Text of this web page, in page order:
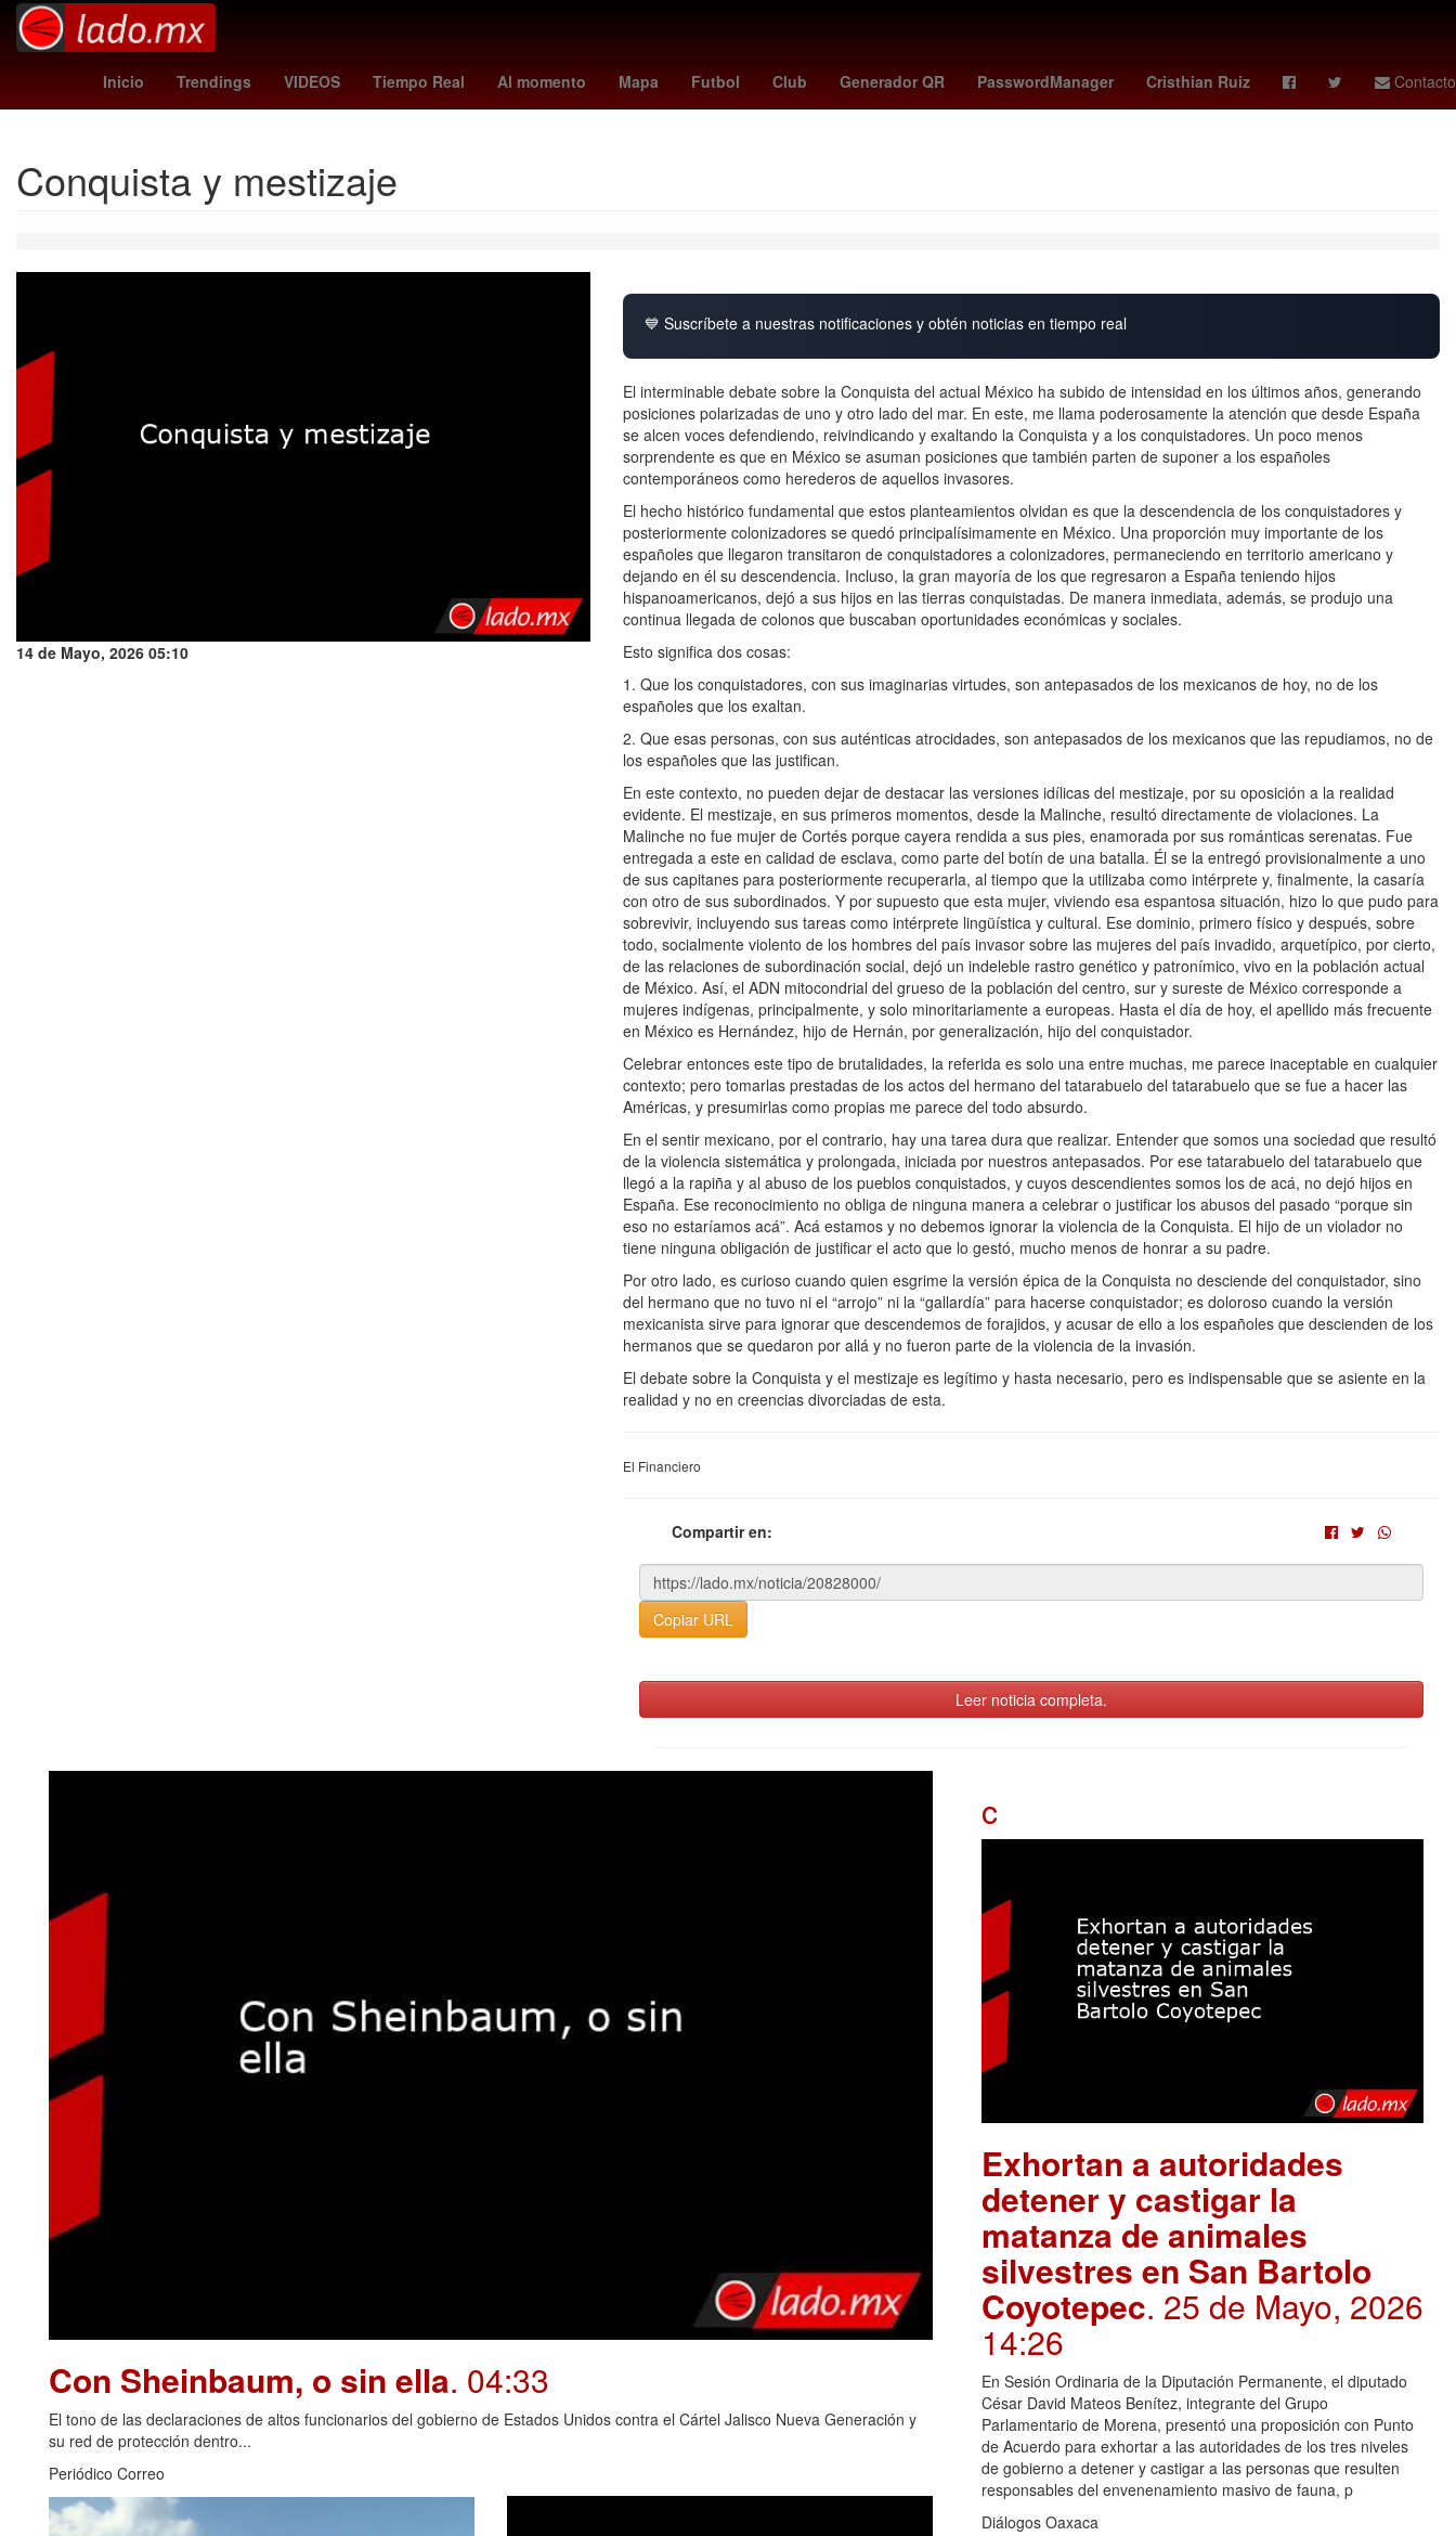
Inicio Trendings VIDEOS Tiempo Real Al momento Mapa Futbol Club Generador QR PasswordManager Cristhian Ruiz Contacto
nsqk conciertos rhode Tráfico CDMX Carlos Espejel Internacional vs Bahia internacional - bahía Inter Miami - Montréal Luis Advíncula Toronto - Philadelphia Columbus Crew - Nashville SC
Conquista y mestizaje
14 de Mayo, 2026 05:10
💙 Suscríbete a nuestras notificaciones y obtén noticias en tiempo real
El interminable debate sobre la Conquista del actual México ha subido de intensidad en los últimos años, generando
posiciones polarizadas de uno y otro lado del mar. En este, me llama poderosamente la atención que desde España
se alcen voces defendiendo, reivindicando y exaltando la Conquista y a los conquistadores. Un poco menos
sorprendente es que en México se asuman posiciones que también parten de suponer a los españoles
contemporáneos como herederos de aquellos invasores.
El hecho histórico fundamental que estos planteamientos olvidan es que la descendencia de los conquistadores y
posteriormente colonizadores se quedó principalísimamente en México. Una proporción muy importante de los
españoles que llegaron transitaron de conquistadores a colonizadores, permaneciendo en territorio americano y
dejando en él su descendencia. Incluso, la gran mayoría de los que regresaron a España teniendo hijos
hispanoamericanos, dejó a sus hijos en las tierras conquistadas. De manera inmediata, además, se produjo una
continua llegada de colonos que buscaban oportunidades económicas y sociales.
Esto significa dos cosas:
1. Que los conquistadores, con sus imaginarias virtudes, son antepasados de los mexicanos de hoy, no de los
españoles que los exaltan.
2. Que esas personas, con sus auténticas atrocidades, son antepasados de los mexicanos que las repudiamos, no de
los españoles que las justifican.
En este contexto, no pueden dejar de destacar las versiones idílicas del mestizaje, por su oposición a la realidad
evidente. El mestizaje, en sus primeros momentos, desde la Malinche, resultó directamente de violaciones. La
Malinche no fue mujer de Cortés porque cayera rendida a sus pies, enamorada por sus románticas serenatas. Fue
entregada a este en calidad de esclava, como parte del botín de una batalla. Él se la entregó provisionalmente a uno
de sus capitanes para posteriormente recuperarla, al tiempo que la utilizaba como intérprete y, finalmente, la casaría
con otro de sus subordinados. Y por supuesto que esta mujer, viviendo esa espantosa situación, hizo lo que pudo para
sobrevivir, incluyendo sus tareas como intérprete lingüística y cultural. Ese dominio, primero físico y después, sobre
todo, socialmente violento de los hombres del país invasor sobre las mujeres del país invadido, arquetípico, por cierto,
de las relaciones de subordinación social, dejó un indeleble rastro genético y patronímico, vivo en la población actual
de México. Así, el ADN mitocondrial del grueso de la población del centro, sur y sureste de México corresponde a
mujeres indígenas, principalmente, y solo minoritariamente a europeas. Hasta el día de hoy, el apellido más frecuente
en México es Hernández, hijo de Hernán, por generalización, hijo del conquistador.
Celebrar entonces este tipo de brutalidades, la referida es solo una entre muchas, me parece inaceptable en cualquier
contexto; pero tomarlas prestadas de los actos del hermano del tatarabuelo del tatarabuelo que se fue a hacer las
Américas, y presumirlas como propias me parece del todo absurdo.
En el sentir mexicano, por el contrario, hay una tarea dura que realizar. Entender que somos una sociedad que resultó
de la violencia sistemática y prolongada, iniciada por nuestros antepasados. Por ese tatarabuelo del tatarabuelo que
llegó a la rapiña y al abuso de los pueblos conquistados, y cuyos descendientes somos los de acá, no dejó hijos en
España. Ese reconocimiento no obliga de ninguna manera a celebrar o justificar los abusos del pasado “porque sin
eso no estaríamos acá”. Acá estamos y no debemos ignorar la violencia de la Conquista. El hijo de un violador no
tiene ninguna obligación de justificar el acto que lo gestó, mucho menos de honrar a su padre.
Por otro lado, es curioso cuando quien esgrime la versión épica de la Conquista no desciende del conquistador, sino
del hermano que no tuvo ni el “arrojo” ni la “gallardía” para hacerse conquistador; es doloroso cuando la versión
mexicanista sirve para ignorar que descendemos de forajidos, y acusar de ello a los españoles que descienden de los
hermanos que se quedaron por allá y no fueron parte de la violencia de la invasión.
El debate sobre la Conquista y el mestizaje es legítimo y hasta necesario, pero es indispensable que se asiente en la
realidad y no en creencias divorciadas de esta.
El Financiero
Compartir en:
Copiar URL
Leer noticia completa.
Con Sheinbaum, o sin ella. 04:33
El tono de las declaraciones de altos funcionarios del gobierno de Estados Unidos contra el Cártel Jalisco Nueva Generación y
su red de protección dentro...
Periódico Correo
c
Exhortan a autoridades
detener y castigar la
matanza de animales
silvestres en San Bartolo
Coyotepec. 25 de Mayo, 2026
14:26
En Sesión Ordinaria de la Diputación Permanente, el diputado
César David Mateos Benítez, integrante del Grupo
Parlamentario de Morena, presentó una proposición con Punto
de Acuerdo para exhortar a las autoridades de los tres niveles
de gobierno a detener y castigar a las personas que resulten
responsables del envenenamiento masivo de fauna, p
Diálogos Oaxaca